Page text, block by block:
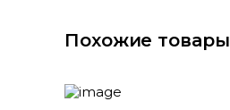
Похожие товары